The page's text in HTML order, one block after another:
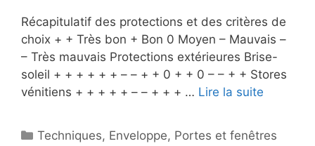
Récapitulatif des protections et des critères de
choix + + Très bon + Bon 0 Moyen – Mauvais –
– Très mauvais Protections extérieures Brise-
soleil + + + + + + – – + + 0 + + 0 – – + + Stores
vénitiens + + + + + – – + + + … Lire la suite
Catégories
Techniques, Enveloppe, Portes et fenêtres